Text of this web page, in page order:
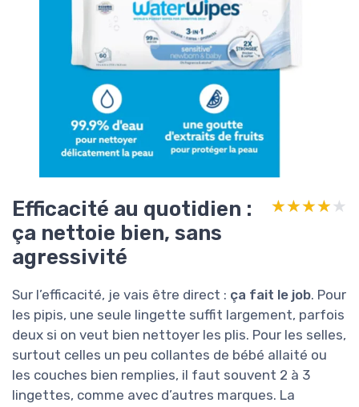
Efficacité au quotidien :
ça nettoie bien, sans
agressivité
★★★★★
★★★★★
Sur l’efficacité, je vais être direct : ça fait le job. Pour
les pipis, une seule lingette suffit largement, parfois
deux si on veut bien nettoyer les plis. Pour les selles,
surtout celles un peu collantes de bébé allaité ou
les couches bien remplies, il faut souvent 2 à 3
lingettes, comme avec d’autres marques. La